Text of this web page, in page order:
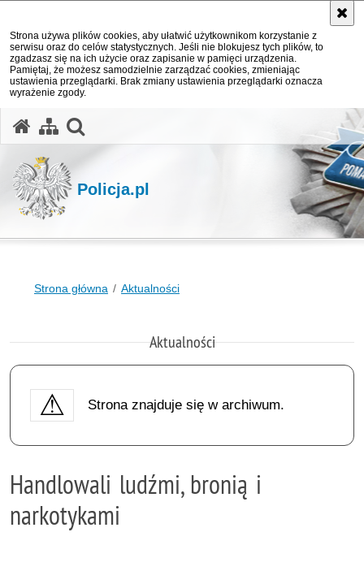
Strona używa plików cookies, aby ułatwić użytkownikom korzystanie z
serwisu oraz do celów statystycznych. Jeśli nie blokujesz tych plików, to
zgadzasz się na ich użycie oraz zapisanie w pamięci urządzenia.
Pamiętaj, że możesz samodzielnie zarządzać cookies, zmieniając
ustawienia przeglądarki. Brak zmiany ustawienia przeglądarki oznacza
wyrażenie zgody.
Policja.pl
Strona główna Aktualności
Aktualności
Strona znajduje się w archiwum.
Handlowali ludźmi, bronią i
narkotykami